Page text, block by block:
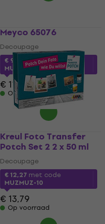
Meyco 65076
Decoupage
€ 9,07met code
MUZMUZ-20
€ 11,90
Op voorraad
Kreul Foto Transfer
Potch Set 2 2 x 50 ml
Decoupage
€ 12,27 met code
MUZMUZ-10
€ 13,79
Op voorraad